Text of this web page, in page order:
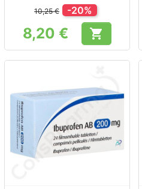
10,25 € -20%
Prix
8,20 € 